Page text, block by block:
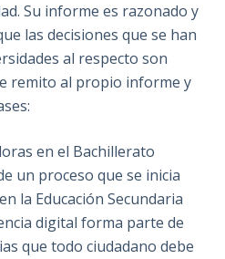
Su informe es razonado y
las decisiones que se han
al respecto son
remito al propio informe y
en el Bachillerato
un proceso que se inicia
la Educación Secundaria
digital forma parte de
que todo ciudadano debe